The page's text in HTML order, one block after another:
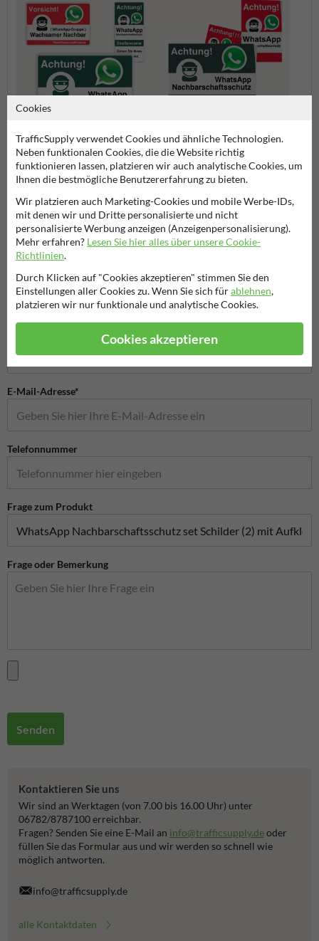
Wachsamer Nachbar Schilder
Wachsamer Nachbar
Aufkleber (Tür oder Fenster)
Stellen Sie Ihre Frage an NachbarschaftsschutzSchild.de
Name*
E-Mail-Adresse*
Telefonnummer
Frage zum Produkt
Frage oder Bemerkung
Senden
Kontaktieren Sie uns
Wir sind an Werktagen (von 7.00 bis 16.00 Uhr) unter
06782/8787100 erreichbar.
Fragen? Senden Sie eine E-Mail an info@trafficsupply.deoder
füllen Sie das Formular aus und wir werden so schnell wie
möglich antworten.
info@trafficsupply.de
alle Kontaktdaten
Cookies
TrafficSupply verwendet Cookies und ähnliche Technologien.
Neben funktionalen Cookies, die die Website richtig
funktionieren lassen, platzieren wir auch analytische Cookies, um
Ihnen die bestmögliche Benutzererfahrung zu bieten.
Wir platzieren auch Marketing-Cookies und mobile Werbe-IDs,
mit denen wir und Dritte personalisierte und nicht
personalisierte Werbung anzeigen (Anzeigenpersonalisierung).
Mehr erfahren? Lesen Sie hier alles über unsere Cookie-
Richtlinien.
Durch Klicken auf "Cookies akzeptieren" stimmen Sie den
Einstellungen aller Cookies zu. Wenn Sie sich fürablehnen,
platzieren wir nur funktionale und analytische Cookies.
Cookies akzeptieren